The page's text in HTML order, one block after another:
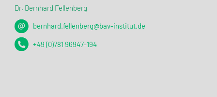
Dr. Bernhard Fellenberg
bernhard.fellenberg@bav-institut.de
+49 (0)781 96947-194